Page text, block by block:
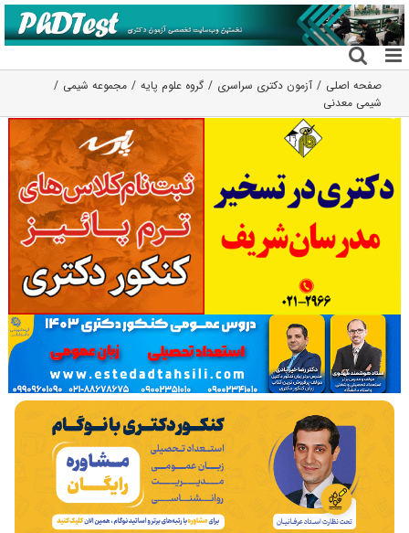
رفتن
به
محتوا
صفحه اصلی آزمون دکتری سراسری گروه علوم پايه
مجموعه شیمی
شیمی معدنی